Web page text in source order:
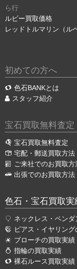
ら行
ルビー買取価格
レッドトルマリン（ル
初めての方へ
色石BANKとは
スタッフ紹介
宝石買取無料査定
宝石買取無料査定
宅配・郵送買取方法
ご来社でのお買取方
出張でのお買取方法
色石・宝石買取実
ネックレス・ペン
ピアス・イヤリン
ブローチの買取実績
指輪の買取実績
裸石ルース買取実績